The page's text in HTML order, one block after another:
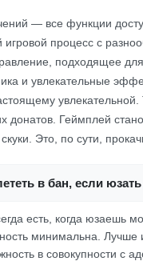
— все функции
игровой процесс с
подходящее для
и увлекательные
донатов. Геймплей
Это, по сути,
в бан, если
есть, когда юзаешь
минимальна. Лучше
в совокупности с